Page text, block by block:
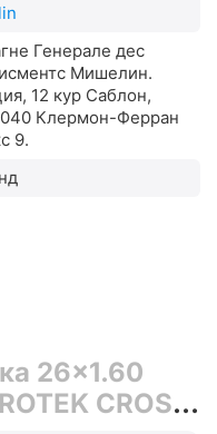
Генерале дес
Мишелин.
12 кур Саблон,
Клермон-Ферран
9.
26x1.60
CROSS